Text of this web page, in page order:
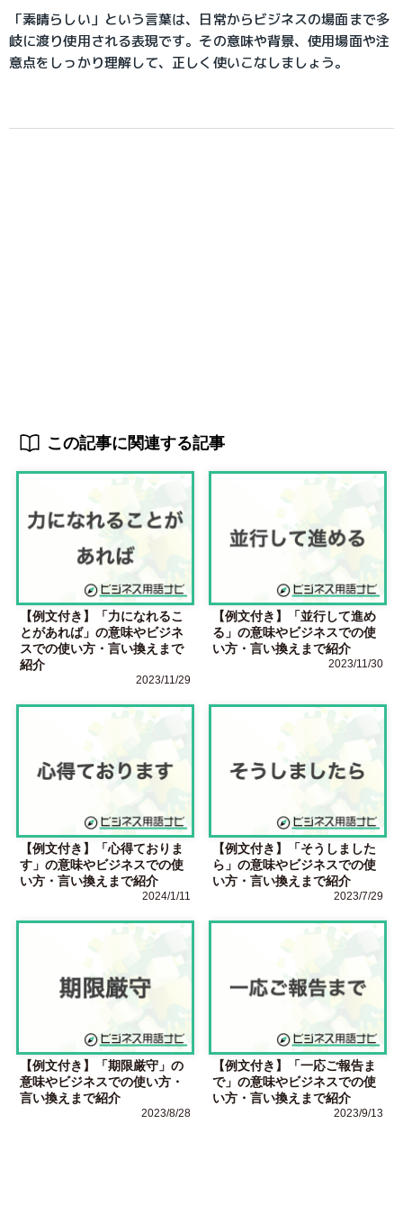
「素晴らしい」という言葉は、日常からビジネスの場面まで多
岐に渡り使用される表現です。その意味や背景、使用場面や注
意点をしっかり理解して、正しく使いこなしましょう。
この記事に関連する記事
【例文付き】「力になれるこ
とがあれば」の意味やビジネ
スでの使い方・言い換えまで
紹介
2023/11/29
【例文付き】「並行して進め
る」の意味やビジネスでの使
い方・言い換えまで紹介
2023/11/30
【例文付き】「心得ておりま
す」の意味やビジネスでの使
い方・言い換えまで紹介
2024/1/11
【例文付き】「そうしました
ら」の意味やビジネスでの使
い方・言い換えまで紹介
2023/7/29
【例文付き】「期限厳守」の
意味やビジネスでの使い方・
言い換えまで紹介
2023/8/28
【例文付き】「一応ご報告ま
で」の意味やビジネスでの使
い方・言い換えまで紹介
2023/9/13